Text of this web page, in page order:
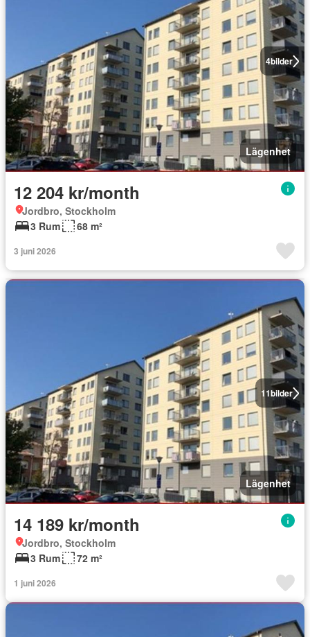
4bilder
Lägenhet
12 204 kr/month
Jordbro, Stockholm
3 Rum
68 m²
3 juni 2026
11bilder
Lägenhet
14 189 kr/month
Jordbro, Stockholm
3 Rum
72 m²
1 juni 2026